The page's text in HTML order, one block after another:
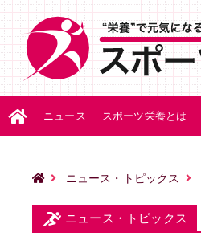
ニュース スポーツ栄養とは
ニュース・トピックス
ニュース・トピックス